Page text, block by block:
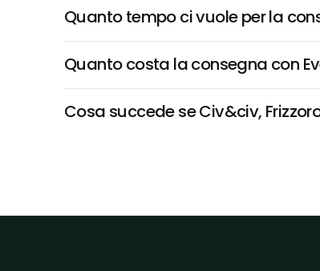
Quanto tempo ci vuole per la
Quanto costa la consegna con
Cosa succede se Civ&civ,